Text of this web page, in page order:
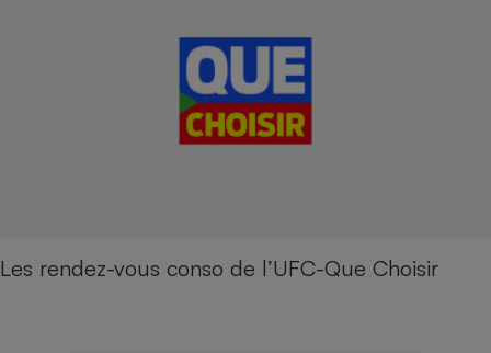
Les rendez-vous conso de l’UFC-Que Choisir